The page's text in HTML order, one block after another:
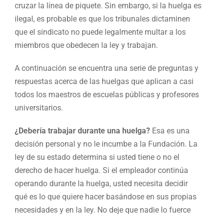
cruzar la línea de piquete. Sin embargo, si la huelga es
ilegal, es probable es que los tribunales dictaminen
que el sindicato no puede legalmente multar a los
miembros que obedecen la ley y trabajan.
A continuación se encuentra una serie de preguntas y
respuestas acerca de las huelgas que aplican a casi
todos los maestros de escuelas públicas y profesores
universitarios.
¿Debería trabajar durante una huelga? Esa es una
decisión personal y no le incumbe a la Fundación. La
ley de su estado determina si usted tiene o no el
derecho de hacer huelga. Si el empleador continúa
operando durante la huelga, usted necesita decidir
qué es lo que quiere hacer basándose en sus propias
necesidades y en la ley. No deje que nadie lo fuerce